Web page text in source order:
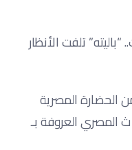
تلفت الأنظار
الحضارة المصرية
المصري العروفة بـ